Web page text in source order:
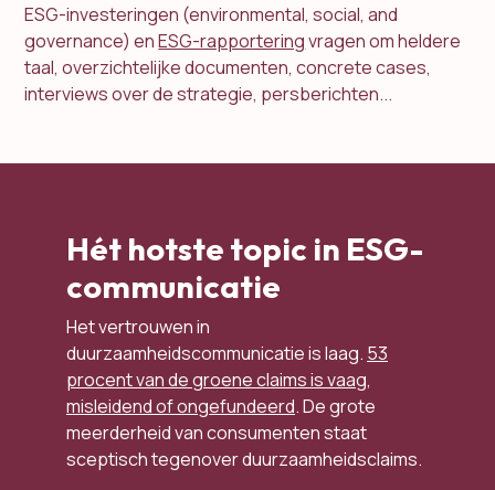
ESG-investeringen (environmental, social, and
governance) enESG-rapporteringvragen om heldere
taal, overzichtelijke documenten, concrete cases,
interviews over de strategie, persberichten...
Hét hotste topic in ESG-
communicatie
Het vertrouwen in
duurzaamheidscommunicatie is laag. 53
procent van de groene claims is vaag,
misleidend of ongefundeerd. De grote
meerderheid van consumenten staat
sceptisch tegenover duurzaamheidsclaims.